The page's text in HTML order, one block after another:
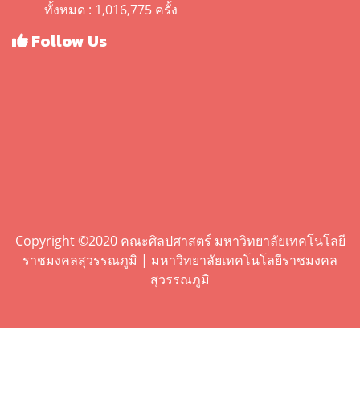
ทั้งหมด : 1,016,775 ครั้ง
Follow Us
Copyright ©2020 คณะศิลปศาสตร์ มหาวิทยาลัยเทคโนโลยี
ราชมงคลสุวรรณภูมิ | มหาวิทยาลัยเทคโนโลยีราชมงคล
สุวรรณภูมิ